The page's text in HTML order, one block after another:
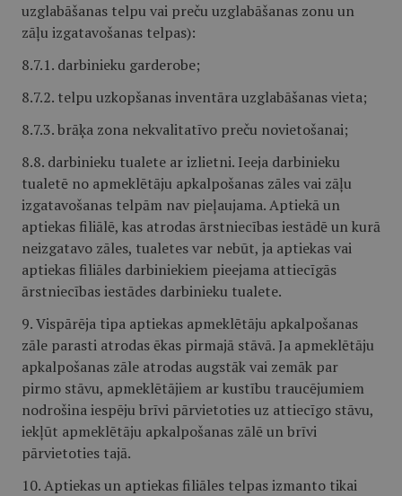
uzglabāšanas telpu vai preču uzglabāšanas zonu un
zāļu izgatavošanas telpas):
8.7.1. darbinieku garderobe;
8.7.2. telpu uzkopšanas inventāra uzglabāšanas vieta;
8.7.3. brāķa zona nekvalitatīvo preču novietošanai;
8.8. darbinieku tualete ar izlietni. Ieeja darbinieku
tualetē no apmeklētāju apkalpošanas zāles vai zāļu
izgatavošanas telpām nav pieļaujama. Aptiekā un
aptiekas filiālē, kas atrodas ārstniecības iestādē un kurā
neizgatavo zāles, tualetes var nebūt, ja aptiekas vai
aptiekas filiāles darbiniekiem pieejama attiecīgās
ārstniecības iestādes darbinieku tualete.
9. Vispārēja tipa aptiekas apmeklētāju apkalpošanas
zāle parasti atrodas ēkas pirmajā stāvā. Ja apmeklētāju
apkalpošanas zāle atrodas augstāk vai zemāk par
pirmo stāvu, apmeklētājiem ar kustību traucējumiem
nodrošina iespēju brīvi pārvietoties uz attiecīgo stāvu,
iekļūt apmeklētāju apkalpošanas zālē un brīvi
pārvietoties tajā.
10. Aptiekas un aptiekas filiāles telpas izmanto tikai